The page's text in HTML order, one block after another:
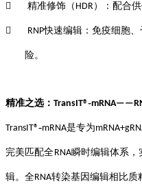
 精准修饰（ HDR）：配合
 RNP快速编辑：免疫细胞
险。
精准之选： TransIT®‑mRNA——
TransIT®‑mRNA是专为
完美匹配全RNA瞬时编辑体系，
辑。全RNA转染基因编辑相比质